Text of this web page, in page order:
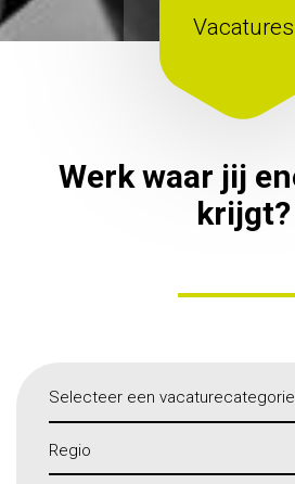
Vacatures
Werk waar jij
krijgt?
Selecteer een vacaturecategorie
Regio